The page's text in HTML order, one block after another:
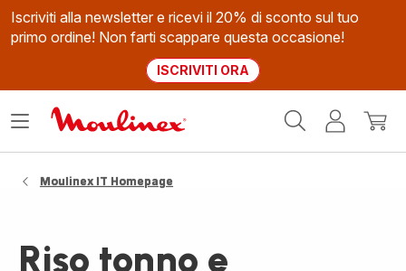
Iscriviti alla newsletter e ricevi il 20% di sconto sul tuo
primo ordine! Non farti scappare questa occasione!
ISCRIVITI ORA
Il
Apri
Moulinex IT Homepage
Riso tonno e